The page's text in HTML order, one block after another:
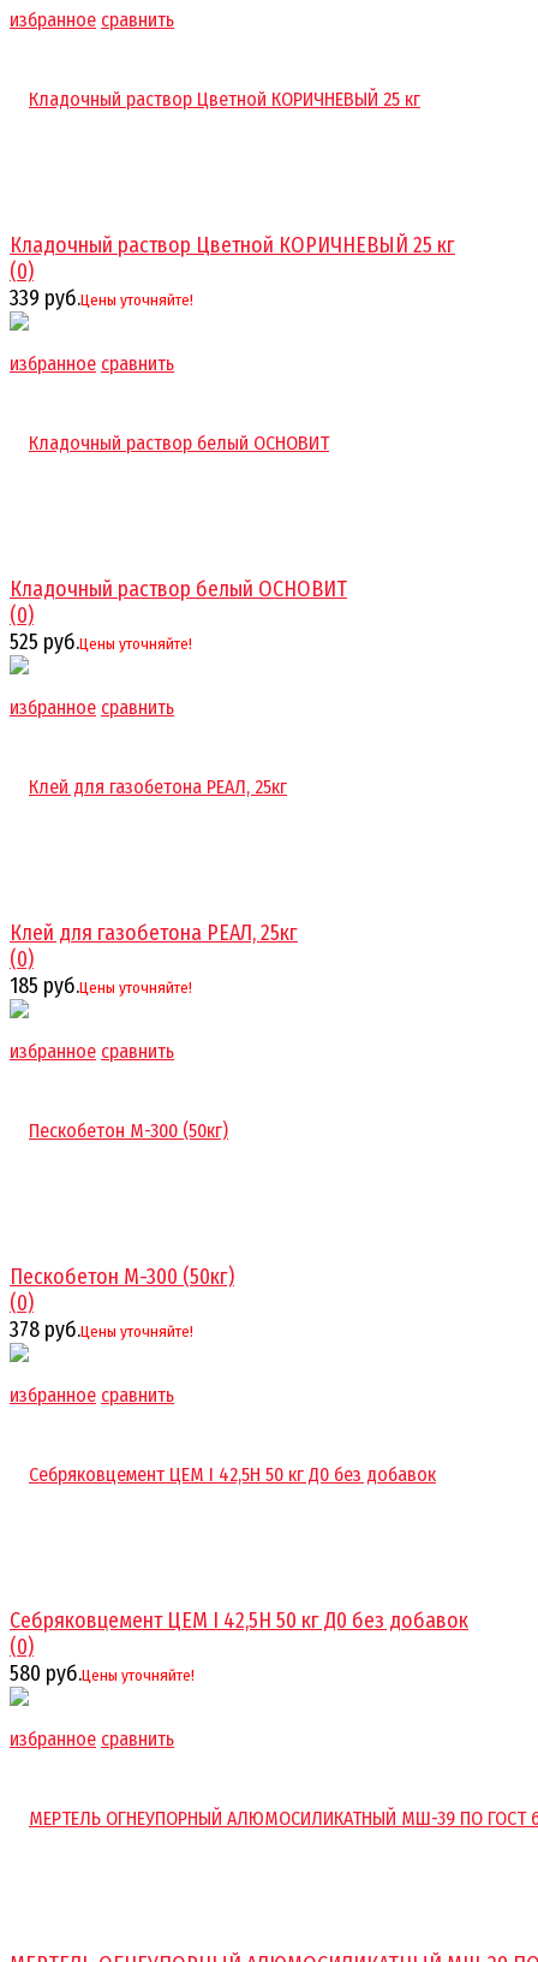
избранное сравнить
избранное сравнить
Кладочный раствор Цветной КОРИЧНЕВЫЙ 25 кг
(0)
339 руб.Цены уточняйте!
избранное сравнить
Кладочный раствор белый ОСНОВИТ
(0)
525 руб.Цены уточняйте!
избранное сравнить
Клей для газобетона РЕАЛ, 25кг
(0)
185 руб.Цены уточняйте!
избранное сравнить
Пескобетон М-300 (50кг)
(0)
378 руб.Цены уточняйте!
избранное сравнить
Себряковцемент ЦЕМ I 42,5Н 50 кг Д0 без добавок
(0)
580 руб.Цены уточняйте!